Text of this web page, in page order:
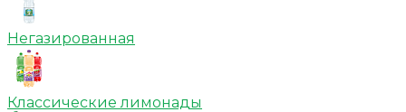
Негазированная
Классические лимонады